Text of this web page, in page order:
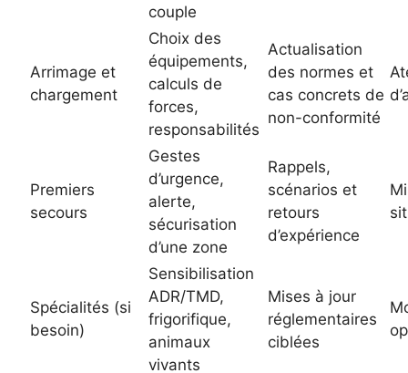
couple
Arrimage et
chargement
Choix des
équipements,
calculs de
forces,
responsabilités
Actualisation
des normes et
cas concrets de
non-conformité
Premiers
secours
Gestes
d’urgence,
alerte,
sécurisation
d’une zone
Rappels,
scénarios et
retours
d’expérience
Spécialités (si
besoin)
Sensibilisation
ADR/TMD,
frigorifique,
animaux
vivants
Mises à jour
réglementaires
ciblées